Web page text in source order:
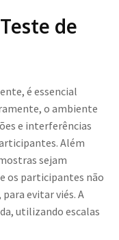
de
é essencial
o ambiente
e interferências
Além
sejam
os participantes não
evitar viés. A
utilizando escalas